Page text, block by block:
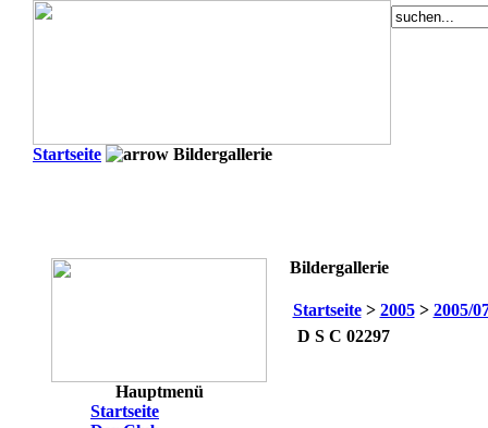
Startseite Bildergallerie
Hauptmenü
Startseite
Bildergallerie
Startseite> 2005> 2005/
D S C 02297